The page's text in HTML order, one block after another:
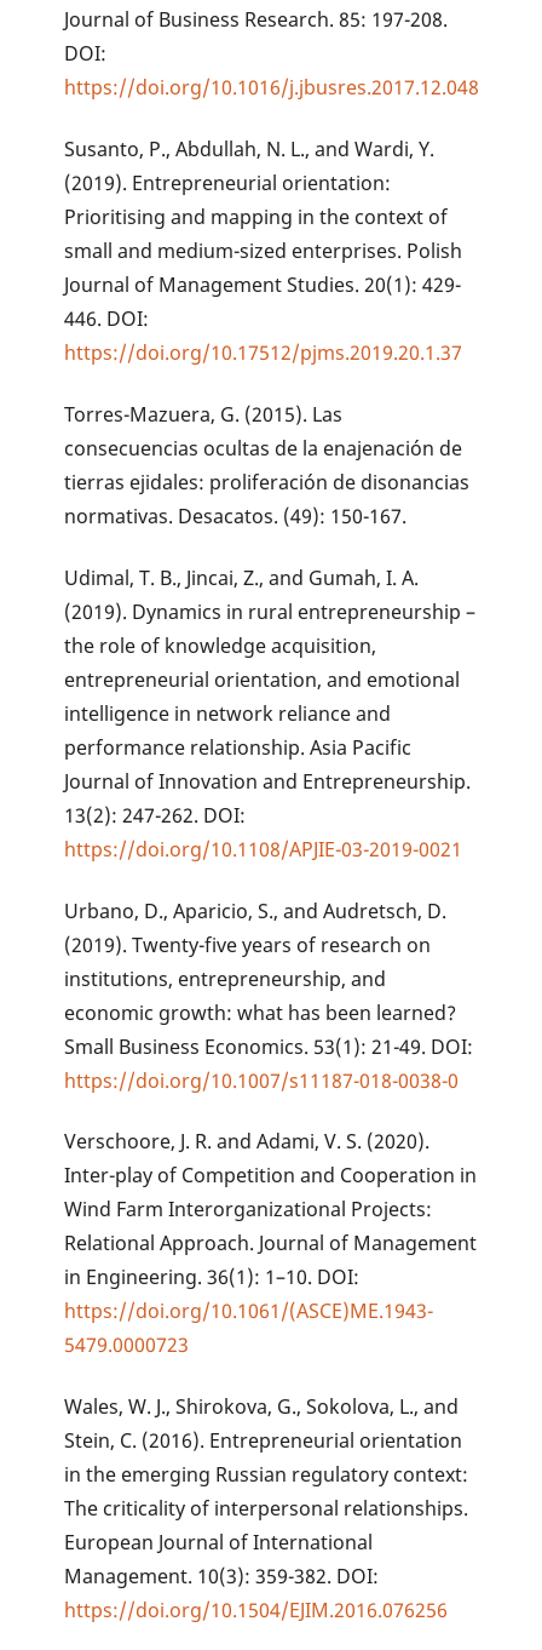
Journal of Business Research. 85: 197-208.
DOI:
https://doi.org/10.1016/j.jbusres.2017.12.048
Susanto, P., Abdullah, N. L., and Wardi, Y.
(2019). Entrepreneurial orientation:
Prioritising and mapping in the context of
small and medium-sized enterprises. Polish
Journal of Management Studies. 20(1): 429-
446. DOI:
https://doi.org/10.17512/pjms.2019.20.1.37
Torres-Mazuera, G. (2015). Las
consecuencias ocultas de la enajenación de
tierras ejidales: proliferación de disonancias
normativas. Desacatos. (49): 150-167.
Udimal, T. B., Jincai, Z., and Gumah, I. A.
(2019). Dynamics in rural entrepreneurship –
the role of knowledge acquisition,
entrepreneurial orientation, and emotional
intelligence in network reliance and
performance relationship. Asia Pacific
Journal of Innovation and Entrepreneurship.
13(2): 247-262. DOI:
https://doi.org/10.1108/APJIE-03-2019-0021
Urbano, D., Aparicio, S., and Audretsch, D.
(2019). Twenty-five years of research on
institutions, entrepreneurship, and
economic growth: what has been learned?
Small Business Economics. 53(1): 21-49. DOI:
https://doi.org/10.1007/s11187-018-0038-0
Verschoore, J. R. and Adami, V. S. (2020).
Inter-play of Competition and Cooperation in
Wind Farm Interorganizational Projects:
Relational Approach. Journal of Management
in Engineering. 36(1): 1–10. DOI:
https://doi.org/10.1061/(ASCE)ME.1943-
5479.0000723
Wales, W. J., Shirokova, G., Sokolova, L., and
Stein, C. (2016). Entrepreneurial orientation
in the emerging Russian regulatory context:
The criticality of interpersonal relationships.
European Journal of International
Management. 10(3): 359-382. DOI:
https://doi.org/10.1504/EJIM.2016.076256